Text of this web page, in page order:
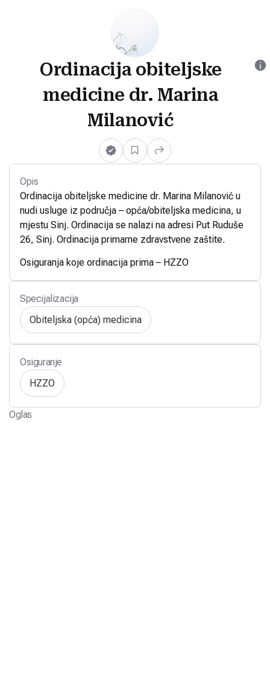
Ordinacija obiteljske
medicine dr. Marina
Milanović
Opis
Ordinacija obiteljske medicine dr. Marina Milanović u
nudi usluge iz područja – opća/obiteljska medicina, u
mjestu Sinj. Ordinacija se nalazi na adresi Put Ruduše
26, Sinj. Ordinacija primarne zdravstvene zaštite.
Osiguranja koje ordinacija prima – HZZO
Specijalizacija
Obiteljska (opća) medicina
Osiguranje
HZZO
Oglas